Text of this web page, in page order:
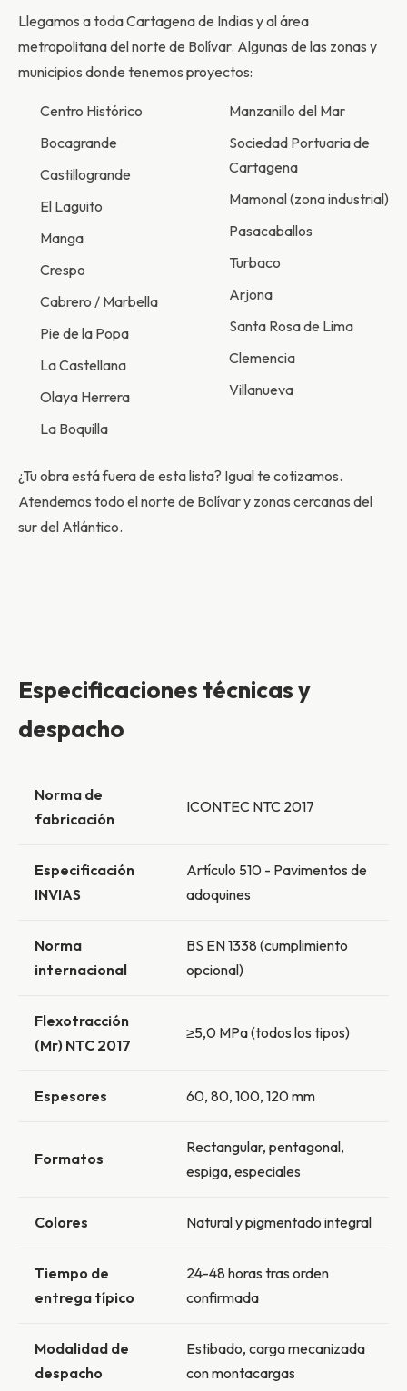
Llegamos a toda Cartagena de Indias y al área
metropolitana del norte de Bolívar. Algunas de las zonas y
municipios donde tenemos proyectos:
Centro Histórico
Bocagrande
Castillogrande
El Laguito
Manga
Crespo
Cabrero / Marbella
Pie de la Popa
La Castellana
Olaya Herrera
La Boquilla
Manzanillo del Mar
Sociedad Portuaria de
Cartagena
Mamonal (zona industrial)
Pasacaballos
Turbaco
Arjona
Santa Rosa de Lima
Clemencia
Villanueva
¿Tu obra está fuera de esta lista? Igual te cotizamos.
Atendemos todo el norte de Bolívar y zonas cercanas del
sur del Atlántico.
Especificaciones técnicas y
despacho
Norma de
fabricación
ICONTEC NTC 2017
Especificación
INVIAS
Artículo 510 - Pavimentos de
adoquines
Norma
internacional
BS EN 1338 (cumplimiento
opcional)
Flexotracción
(Mr) NTC 2017
≥5,0 MPa (todos los tipos)
Espesores 60, 80, 100, 120 mm
Formatos
Rectangular, pentagonal,
espiga, especiales
Colores Natural y pigmentado integral
Tiempo de
entrega típico
24-48 horas tras orden
confirmada
Modalidad de
despacho
Estibado, carga mecanizada
con montacargas